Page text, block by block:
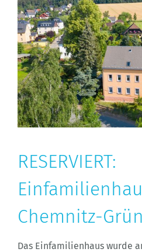
RESERVIERT:
Chemnitz-
Das Einfamilienhaus wurde